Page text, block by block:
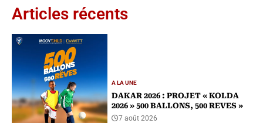
Articles récents
A LA UNE
DAKAR 2026 : PROJET « KOLDA
2026 » 500 BALLONS, 500 REVES »
7 août 2026